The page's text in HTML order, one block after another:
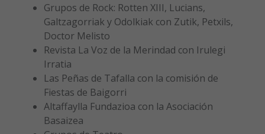
Grupos de Rock: Rotten XIII, Lucians,
Galtzagorriak y Odolkiak con Zutik, Petxils,
Doctor Melisto
Revista La Voz de la Merindad con Irulegi
Irratia
Las Peñas de Tafalla con la comisión de
Fiestas de Baigorri
Altaffaylla Fundazioa con la Asociación
Basaizea